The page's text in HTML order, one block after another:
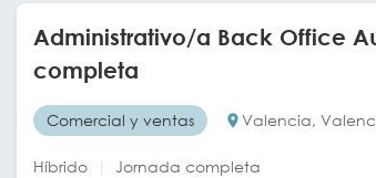
Administrativo/a Back Office
completa
Comercial y ventas Valencia,
Híbrido Jornada completa